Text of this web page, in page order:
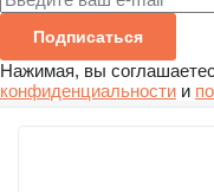
Подписаться
Нажимая, вы
конфиденциальности и